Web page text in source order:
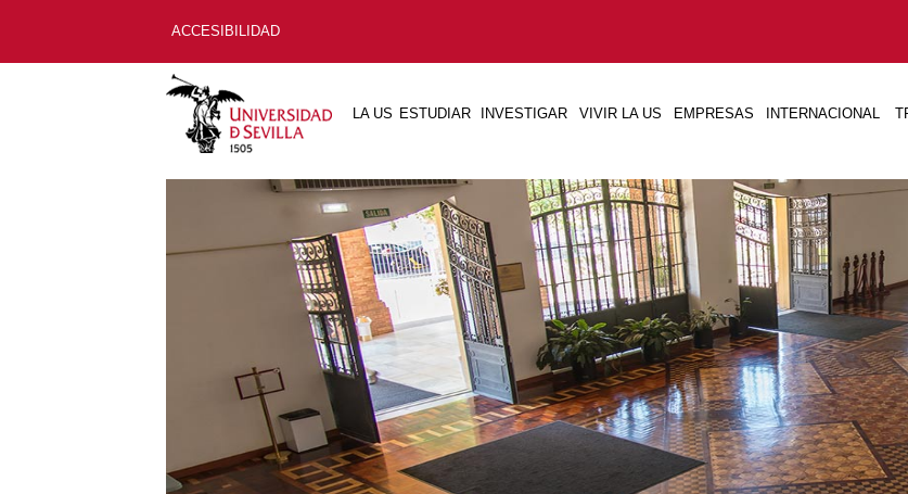
ACCESIBILIDAD
LA US ESTUDIAR INVESTIGAR VIVIR LA US EMPRESAS INTERNACIONAL